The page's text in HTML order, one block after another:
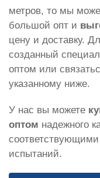
метров, то мы
большой опт и
цену и доставку.
созданный
оптом или
указанному ниже.
У нас вы можете
оптом надежного
испытаний.